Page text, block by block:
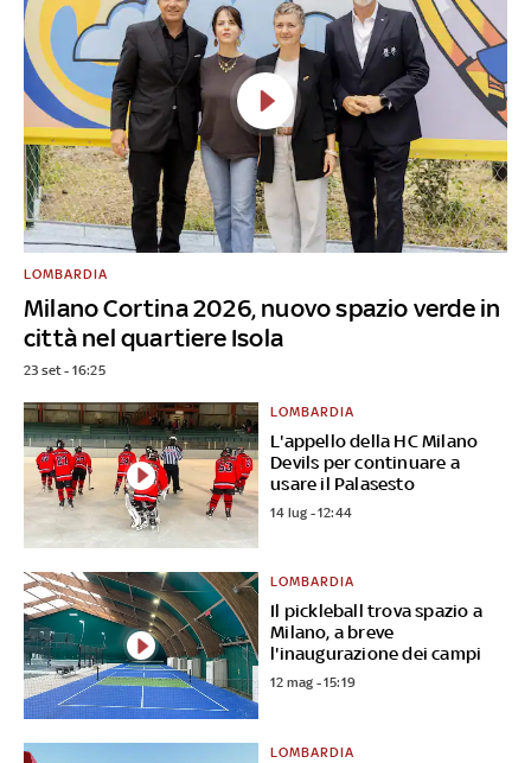
Milano Cortina 2026, nuovo spazio verde in
città nel quartiere Isola
LOMBARDIA
23 set - 16:25
L'appello della HC Milano
Devils per continuare a
usare il Palasesto
LOMBARDIA
14 lug - 12:44
Il pickleball trova spazio a
Milano, a breve
l'inaugurazione dei campi
LOMBARDIA
12 mag - 15:19
LOMBARDIA